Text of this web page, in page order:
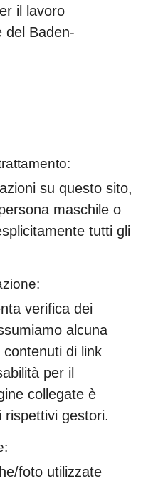
il lavoro
del Baden-
su questo sito,
maschile o
tutti gli
verifica dei
alcuna
di link
per il
collegate è
rispettivi gestori.
foto utilizzate